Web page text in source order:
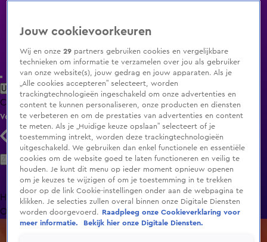
Uitzending Gemist Populaire programma's Zenders Genres
ClipsFilmsRadioSmart TV inlogShop
Volg KIJK
Zoeken
HomeUitzending Gemist Programma's De Bondgenoten
OranjezomerLivestreamsShop
Jouw cookievoorkeuren
Wij en onze29 partners gebruiken cookies en vergelijkbare
technieken om informatie te verzamelen over jou als gebruiker
van onze website(s), jouw gedrag en jouw apparaten. Als je
„Alle cookies accepteren” selecteert, worden
trackingtechnologieën ingeschakeld om onze advertenties en
content te kunnen personaliseren, onze producten en diensten
te verbeteren en om de prestaties van advertenties en content
te meten. Als je „Huidige keuze opslaan” selecteert of je
toestemming intrekt, worden deze trackingtechnologieën
uitgeschakeld. We gebruiken dan enkel functionele en essentiële
cookies om de website goed te laten functioneren en veilig te
houden. Je kunt dit menu op ieder moment opnieuw openen
om je keuzes te wijzigen of om je toestemming in te trekken
door op de link Cookie-instellingen onder aan de webpagina te
klikken. Je selecties zullen overal binnen onze Digitale Diensten
worden doorgevoerd.
Raadpleeg onze Cookieverklaring voor
meer informatie.
Bekijk hier onze Digitale Diensten.